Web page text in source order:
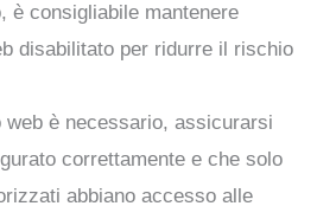
è consigliabile mantenere
disabilitato per ridurre il rischio
web è necessario, assicurarsi
correttamente e che solo
abbiano accesso alle